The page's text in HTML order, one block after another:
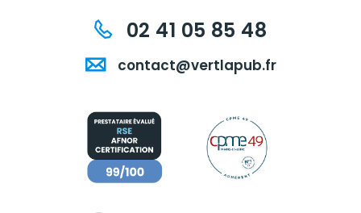
02 41 05 85 48
contact@vertlapub.fr